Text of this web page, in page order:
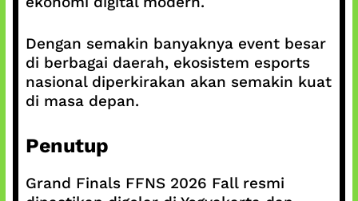
Dengan semakin banyaknya event besar
di berbagai daerah, ekosistem esports
nasional diperkirakan akan semakin kuat
di masa depan.
Penutup
Grand Finals FFNS 2026 Fall resmi